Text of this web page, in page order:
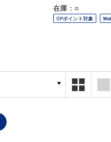
在庫：○
OPポイント対象